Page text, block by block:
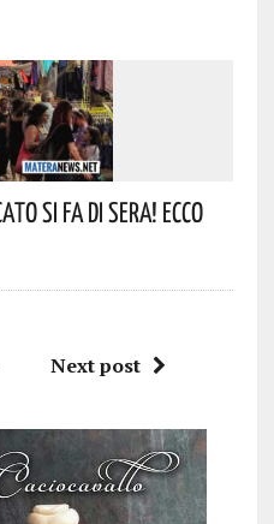
Si Fa Di Sera! Ecco
Next post